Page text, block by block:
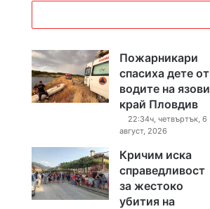
Пожарникари
спасиха дете от
водите на
край Пловдив
22:34ч, четвъртък, 6
август, 2026
Кричим иска
справедливост
за жестоко
убития на